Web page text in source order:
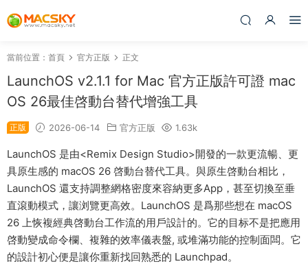
當前位置： 首頁 官方正版 正文
LaunchOS v2.1.1 for Mac 官方正版許可證 mac
OS 26最佳啓動台替代增強工具
正版 2026-06-14 官方正版 1.63k
LaunchOS 是由<Remix Design Studio>開發的一款更流暢、更
具原生感的 macOS 26 啓動台替代工具。與原生啓動台相比，
LaunchOS 還支持調整網格密度來容納更多App，甚至切換至垂
直滾動模式，讓浏覽更高效。LaunchOS 是爲那些想在 macOS
26 上恢複經典啓動台工作流的用戶設計的。它的目标不是把應用
啓動變成命令欄、複雜的效率儀表盤, 或堆滿功能的控制面闆。它
的設計初心便是讓你重新找回熟悉的 Launchpad。